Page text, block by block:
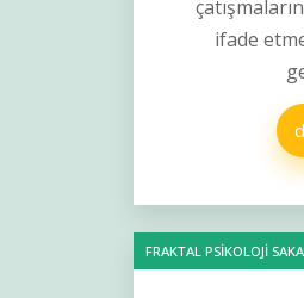
ifade
FRAKTAL PSİKOLOJİ